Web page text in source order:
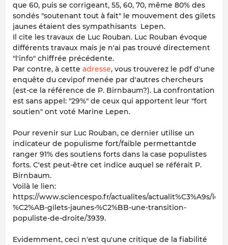
que 60, puis se corrigeant, 55, 60, 70, même 80% des
sondés "soutenant tout à fait" le mouvement des gilets
jaunes étaient des sympathisants Lepen.
Il cite les travaux de Luc Rouban. Luc Rouban évoque
différents travaux mais je n'ai pas trouvé directement
"l'info" chiffrée précédente.
Par contre, à cette adresse, vous trouverez le pdf d'une
enquête du cevipof menée par d'autres chercheurs
(est-ce la référence de P. Birnbaum?). La confrontation
est sans appel: "29%" de ceux qui apportent leur "fort
soutien" ont voté Marine Lepen.
Pour revenir sur Luc Rouban, ce dernier utilise un
indicateur de populisme fort/faible permettantde
ranger 91% des soutiens forts dans la case populistes
forts. C'est peut-être cet indice auquel se référait P.
Birnbaum.
Voilà le lien:
https://www.sciencespo.fr/actualites/actualit%C3%A9s/les-
%C2%AB-gilets-jaunes-%C2%BB-une-transition-
populiste-de-droite/3939.
Evidemment, ceci n'est qu'une critique de la fiabilité